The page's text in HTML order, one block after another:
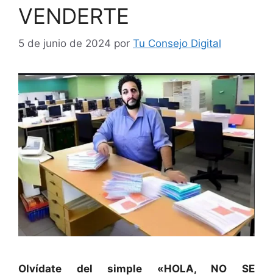
VENDERTE
5 de junio de 2024 por Tu Consejo Digital
Olvídate del simple «HOLA, NO SE